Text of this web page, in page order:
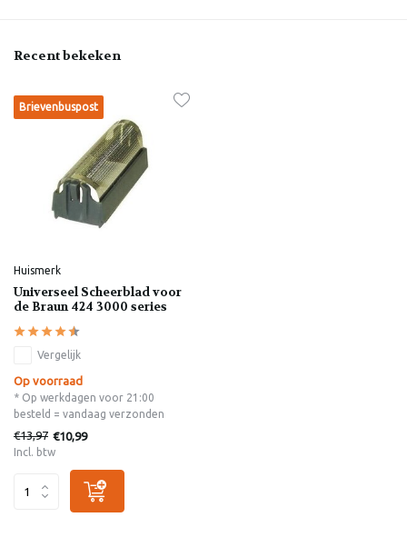
Recent bekeken
Brievenbuspost
Huismerk
Universeel Scheerblad voor
de Braun 424 3000 series
Vergelijk
Op voorraad
* Op werkdagen voor 21:00
besteld = vandaag verzonden
€13,97 €10,99
Incl. btw